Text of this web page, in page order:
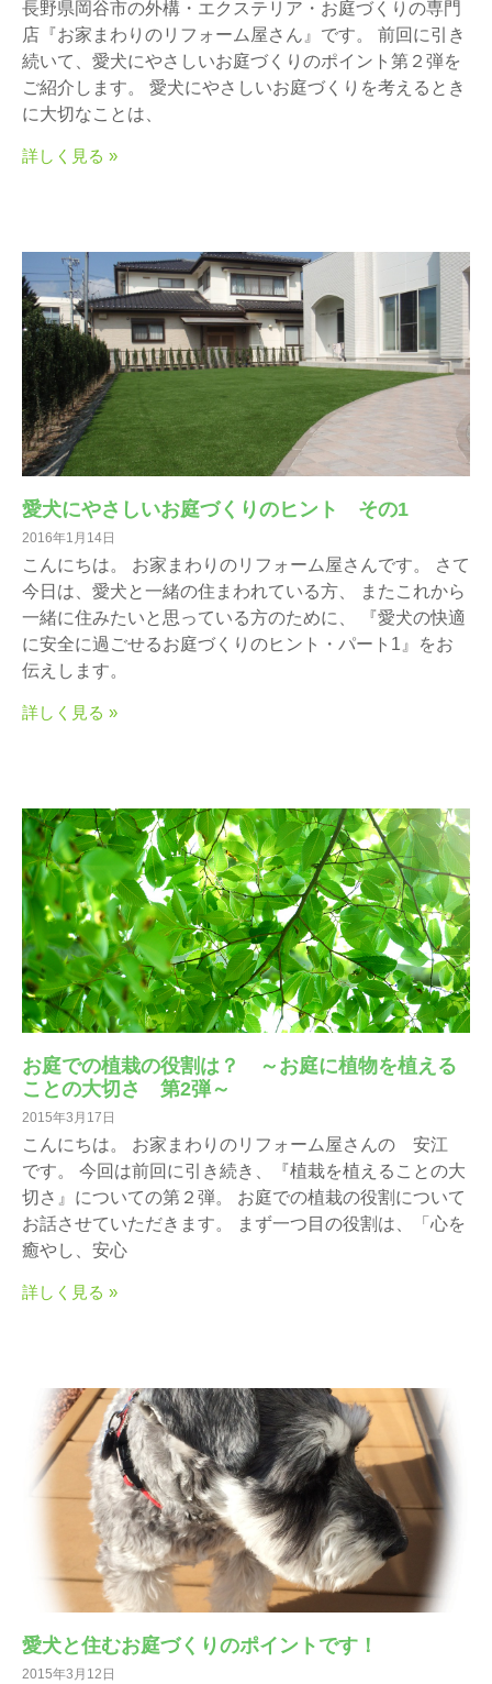
長野県岡谷市の外構・エクステリア・お庭づくりの専門
店『お家まわりのリフォーム屋さん』です。 前回に引き
続いて、愛犬にやさしいお庭づくりのポイント第２弾を
ご紹介します。 愛犬にやさしいお庭づくりを考えるとき
に大切なことは、
詳しく見る »
愛犬にやさしいお庭づくりのヒント その1
2016年1月14日
こんにちは。 お家まわりのリフォーム屋さんです。 さて
今日は、愛犬と一緒の住まわれている方、 またこれから
一緒に住みたいと思っている方のために、 『愛犬の快適
に安全に過ごせるお庭づくりのヒント・パート1』をお
伝えします。
詳しく見る »
お庭での植栽の役割は？ ～お庭に植物を植える
ことの大切さ 第2弾～
2015年3月17日
こんにちは。 お家まわりのリフォーム屋さんの 安江
です。 今回は前回に引き続き、『植栽を植えることの大
切さ』についての第２弾。 お庭での植栽の役割について
お話させていただきます。 まず一つ目の役割は、「心を
癒やし、安心
詳しく見る »
愛犬と住むお庭づくりのポイントです！
2015年3月12日